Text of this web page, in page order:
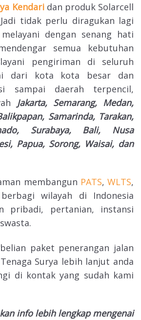
Kendaridan produk Solarcell
tidak perlu diragukan lagi
dengan senang hati
semua kebutuhan
pengiriman di seluruh
dari kota kota besar dan
sampai daerah terpencil,
Jakarta, Semarang, Medan,
Samarinda, Tarakan,
Surabaya, Bali, Nusa
Papua, Sorong, Waisai, dan
membangun PATS, WLTS,
wilayah di Indonesia
pribadi, pertanian, instansi
paket penerangan jalan
Surya lebih lanjut anda
di kontak yang sudah kami
info lebih lengkap mengenai